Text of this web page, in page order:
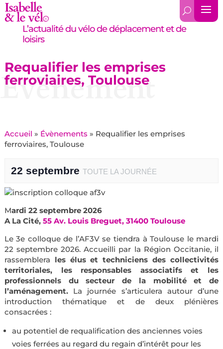
L’actualité du vélo de déplacement et de
loisirs
Requalifier les emprises
ferroviaires, Toulouse
Évènement
Accueil » Évènements » Requalifier les emprises
ferroviaires, Toulouse
22 septembre TOUTE LA JOURNÉE
Mardi 22 septembre 2026
A La Cité, 55 Av. Louis Breguet, 31400 Toulouse
Le 3e colloque de l’AF3V se tiendra à Toulouse le mardi
22 septembre 2026. Accueilli par la Région Occitanie, il
rassemblera les élus et techniciens des collectivités
territoriales, les responsables associatifs et les
professionnels du secteur de la mobilité et de
l’aménagement.La journée s’articulera autour d’une
introduction thématique et de deux plénières
consacrées :
au potentiel de requalification des anciennes voies
voies ferrées au regard du regain d’intérêt pour les